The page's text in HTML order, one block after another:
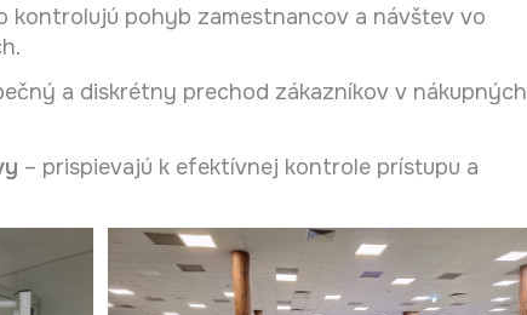
kontrolujú pohyb zamestnancov a návštev vo
a diskrétny prechod zákazníkov v nákupných
– prispievajú k efektívnej kontrole prístupu a